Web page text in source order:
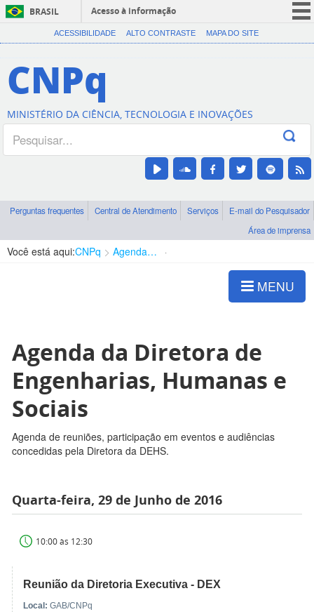
BRASIL
Acesso à informação
CORONAVÍRUS (COVID-19)
Canais
ACESSIBILIDADE ALTO CONTRASTE MAPA DO SITE
CNPq
MINISTÉRIO DA CIÊNCIA, TECNOLOGIA E INOVAÇÕES
Perguntas frequentes Central de Atendimento Serviços
E-mail do Pesquisador
Área de imprensa
Você está aqui:CNPq Agenda de autoridades
MENU
Agenda da Diretora de
Engenharias, Humanas e
Sociais
Agenda de reuniões, participação em eventos e audiências
concedidas pela Diretora da DEHS.
Quarta-feira, 29 de Junho de 2016
10:00 às 12:30
Reunião da Diretoria Executiva - DEX
Local: GAB/CNPq